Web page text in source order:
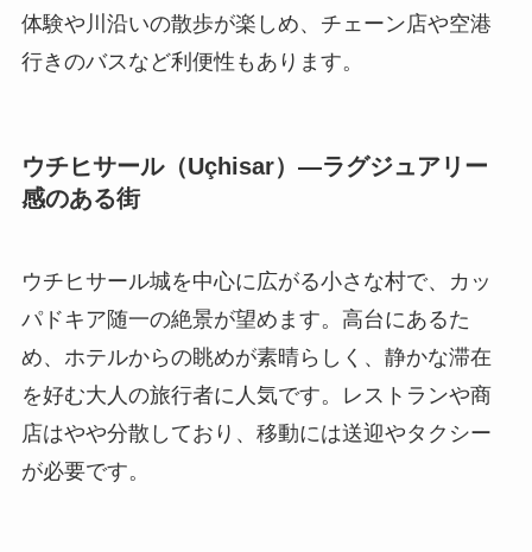
体験や川沿いの散歩が楽しめ、チェーン店や空港
行きのバスなど利便性もあります。
ウチヒサール（Uçhisar）—ラグジュアリー
感のある街
ウチヒサール城を中心に広がる小さな村で、カッ
パドキア随一の絶景が望めます。高台にあるた
め、ホテルからの眺めが素晴らしく、静かな滞在
を好む大人の旅行者に人気です。レストランや商
店はやや分散しており、移動には送迎やタクシー
が必要です。